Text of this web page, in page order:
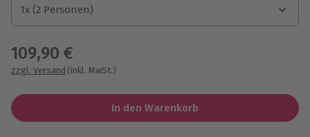
1x (2 Personen)
1x (2 Personen)
109,90 €
zzgl. Versand (inkl. MwSt.)
In den Warenkorb